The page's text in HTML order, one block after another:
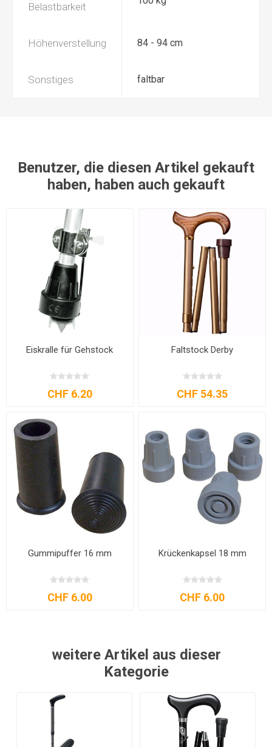
Belastbarkeit
Höhenverstellung 84 - 94 cm
Sonstiges faltbar
Benutzer, die diesen Artikel gekauft
haben, haben auch gekauft
Eiskralle für Gehstock
CHF 6.20
Faltstock Derby
CHF 54.35
Gummipuffer 16 mm
CHF 6.00
Krückenkapsel 18 mm
CHF 6.00
weitere Artikel aus dieser
Kategorie